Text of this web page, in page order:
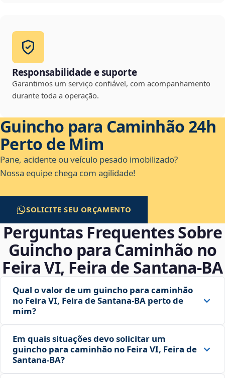
Responsabilidade e suporte
Garantimos um serviço confiável, com acompanhamento
durante toda a operação.
Guincho para Caminhão 24h
Perto de Mim
Pane, acidente ou veículo pesado imobilizado?
Nossa equipe chega com agilidade!
SOLICITE SEU ORÇAMENTO
Perguntas Frequentes Sobre
Guincho para Caminhão no
Feira VI, Feira de Santana‑BA
Qual o valor de um guincho para caminhão
no Feira VI, Feira de Santana‑BA perto de
mim?
Em quais situações devo solicitar um
guincho para caminhão no Feira VI, Feira de
Santana‑BA?